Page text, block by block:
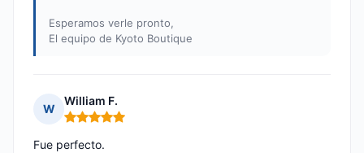
Esperamos verle pronto,
El equipo de Kyoto Boutique
W
William F.
Nota: 5 de 5
Fue perfecto.